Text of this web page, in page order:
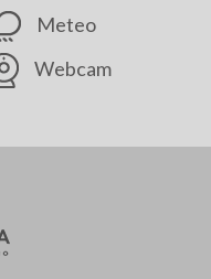
Meteo
Webcam